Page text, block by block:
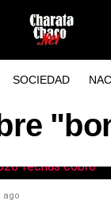
SOCIEDAD
ago